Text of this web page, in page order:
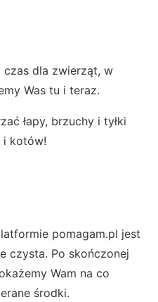
dla zwierząt, w
Was tu i teraz.
łapy, brzuchy i tyłki
i kotów!
pomagam.pl jest
czysta. Po skończonej
Wam na co
środki.